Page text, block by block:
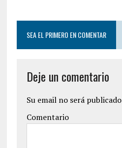
SEA EL PRIMERO EN COMENTAR
Deje un comentario
Su email no será publicado
Comentario